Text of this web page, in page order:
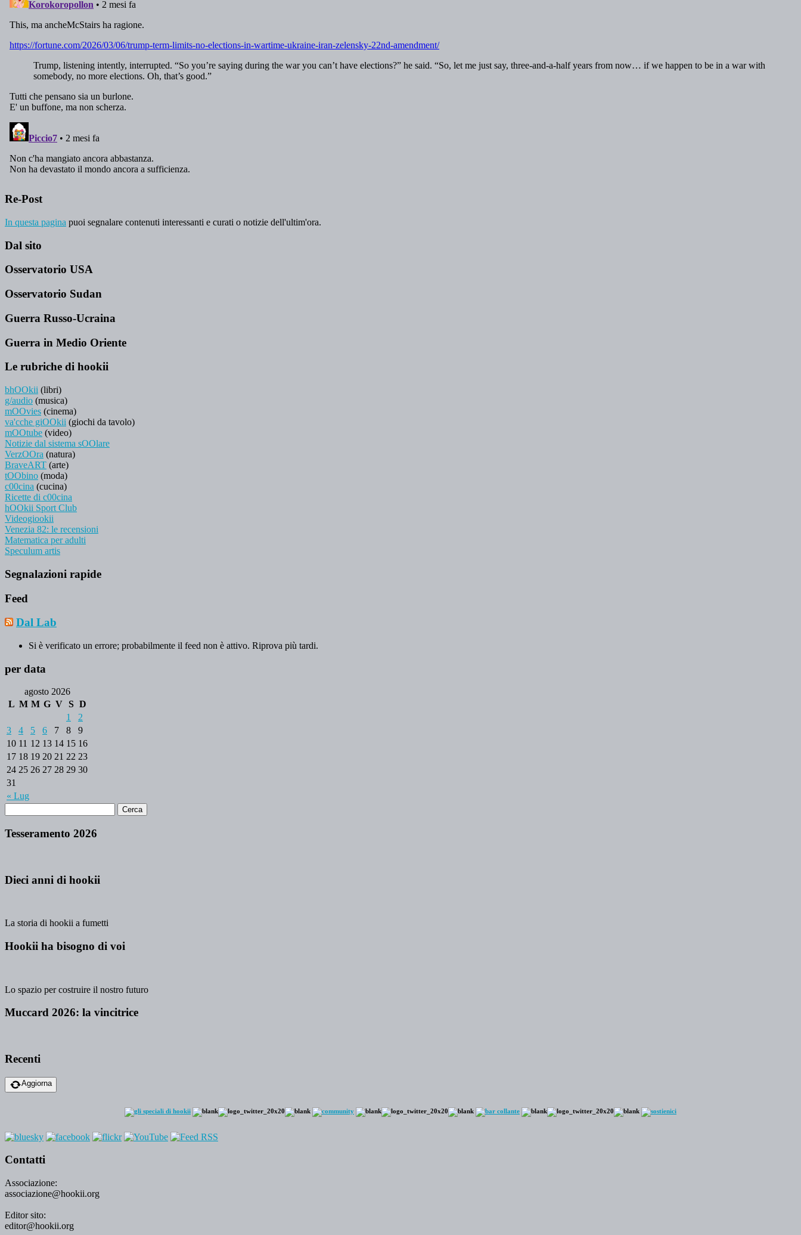
Re-Post
In questa pagina puoi segnalare contenuti interessanti e curati o notizie dell'ultim'ora.
Dal sito
Osservatorio USA
Osservatorio Sudan
Guerra Russo-Ucraina
Guerra in Medio Oriente
Le rubriche di hookii
bhOOkii (libri)
g/audio (musica)
mOOvies (cinema)
va'cche giOOkii (giochi da tavolo)
mOOtube (video)
Notizie dal sistema sOOlare
VerzOOra (natura)
BraveART (arte)
tOObino (moda)
c00cina (cucina)
Ricette di c00cina
hOOkii Sport Club
Videogiookii
Venezia 82: le recensioni
Matematica per adulti
Speculum artis
Segnalazioni rapide
Feed
Dal Lab
Si è verificato un errore; probabilmente il feed non è attivo. Riprova più tardi.
per data
agosto 2026
L M M G V S D
« Lug
1
2
3
4 5 6 7 8
9
10 11 12 13 14 15 16
17 18 19 20 21 22 23
24 25 26 27 28 29 30
31
Tesseramento 2026
Dieci anni di hookii
La storia di hookii a fumetti
Hookii ha bisogno di voi
Lo spazio per costruire il nostro futuro
Muccard 2026: la vincitrice
Recenti
Aggiorna
Contatti
Associazione:
associazione@hookii.org
Editor sito:
editor@hookii.org